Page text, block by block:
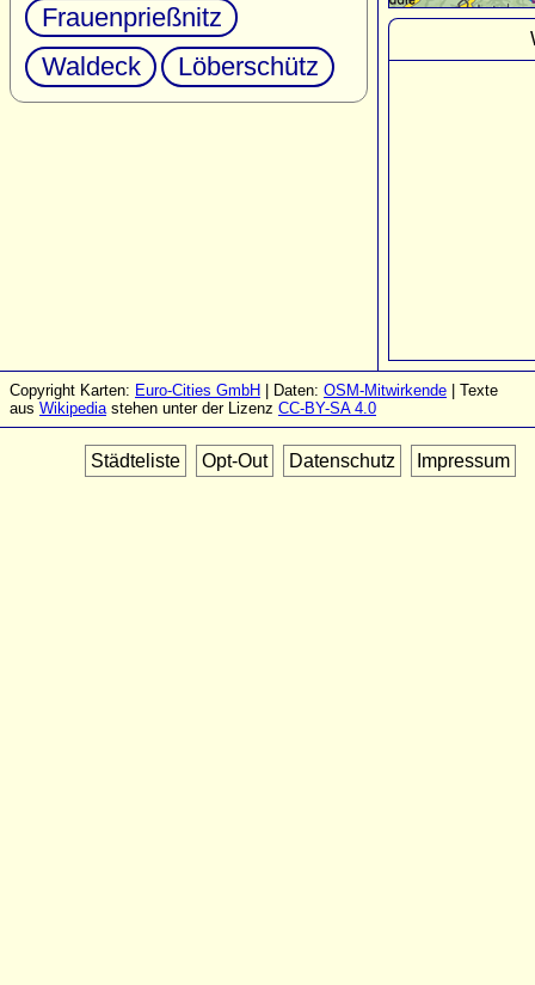
Frauenprießnitz
Waldeck
Löberschütz
Copyright Karten: Euro-Cities GmbH | Daten: OSM-Mitwirkende | Texte
aus Wikipediastehen unter der Lizenz CC-BY-SA 4.0
Städteliste Opt-Out Datenschutz Impressum